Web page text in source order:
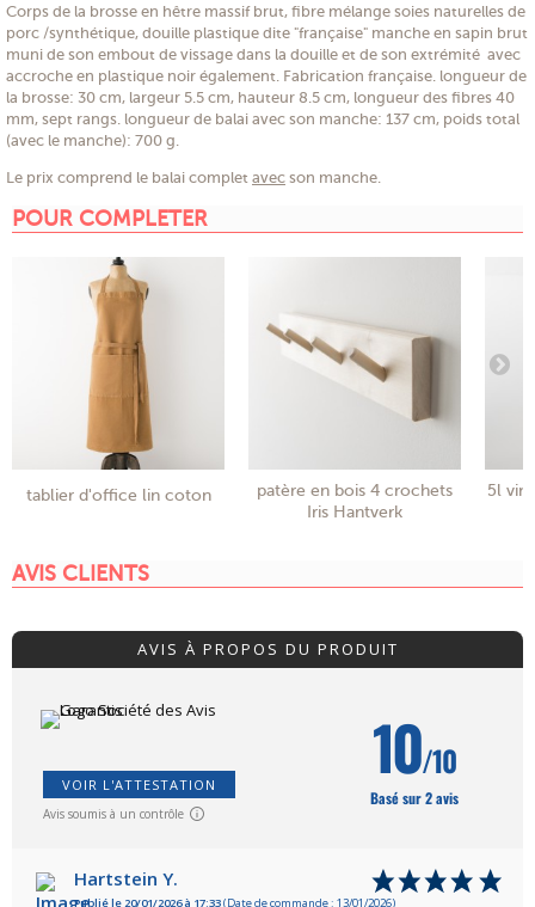
Corps de la brosse en hêtre massif brut, fibre mélange soies naturelles de
porc /synthétique, douille plastique dite "française" manche en sapin brut
muni de son embout de vissage dans la douille et de son extrémité avec
accroche en plastique noir également. Fabrication française. longueur de
la brosse: 30 cm, largeur 5.5 cm, hauteur 8.5 cm, longueur des fibres 40
mm, sept rangs. longueur de balai avec son manche: 137 cm, poids total
(avec le manche): 700 g.
Le prix comprend le balai complet avec son manche.
POUR COMPLETER
tablier d'office lin coton
patère en bois 4 crochets
Iris Hantverk
5l
AVIS CLIENTS
AVIS À PROPOS DU PRODUIT
VOIR L'ATTESTATION
Avis soumis à un contrôle
10/10
Basé sur 2 avis
Hartstein Y.
Publié le 20/01/2026 à 17:33(Date de commande : 13/01/2026)